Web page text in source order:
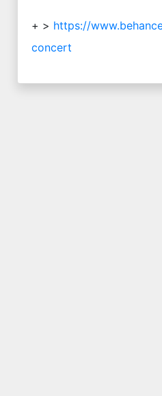
+ > https://
concert